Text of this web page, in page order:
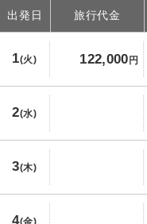
出発日 旅行代金
1(火) 122,000 円
2(水)
3(木)
4